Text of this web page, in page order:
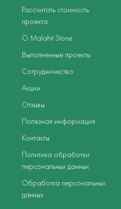
Рассчитать стоимость
проекта
О Malahit Stone
Выполненные проекты
Сотрудничество
Акции
Отзывы
Полезная информация
Контакты
Политика обработки
персональных данных
Обработка персональных
данных